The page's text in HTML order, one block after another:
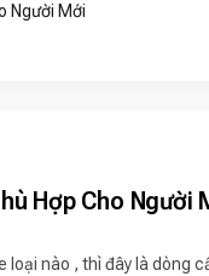
Hợp Cho Người
loại nào , thì đây là dòng